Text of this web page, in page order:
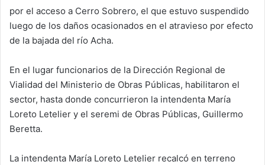
por el acceso a Cerro Sobrero, el que estuvo suspendido
luego de los daños ocasionados en el atravieso por efecto
de la bajada del río Acha.
En el lugar funcionarios de la Dirección Regional de
Vialidad del Ministerio de Obras Públicas, habilitaron el
sector, hasta donde concurrieron la intendenta María
Loreto Letelier y el seremi de Obras Públicas, Guillermo
Beretta.
La intendenta María Loreto Letelier recalcó en terreno